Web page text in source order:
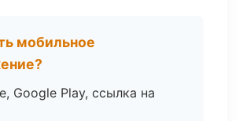
мобильное
Google Play, ссылка на